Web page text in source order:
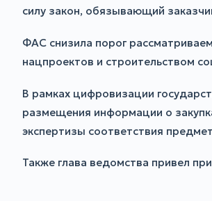
силу закон, обязывающий
ФАС снизила порог
нацпроектов и строительством
В рамках цифровизации
размещения информации о
экспертизы соответствия
Также глава ведомства привел